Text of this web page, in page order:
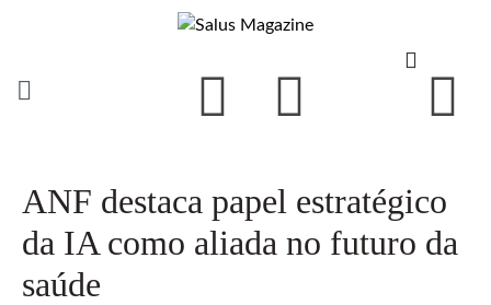
ANF destaca papel estratégico
da IA como aliada no futuro da
saúde